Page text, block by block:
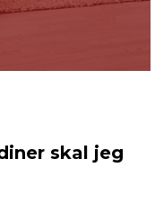
skal jeg